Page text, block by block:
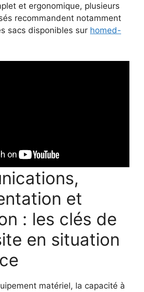
et ergonomique, plusieurs
recommandent notamment
sacs disponibles sur homed-
et
: les clés de
en situation
matériel, la capacité à